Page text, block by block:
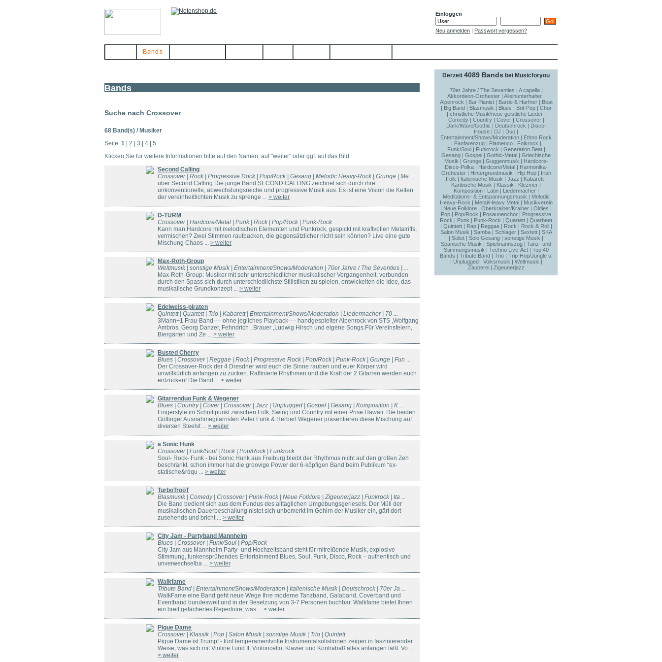
Einloggen
Neu anmelden | Passwort vergessen?
Bands
Derzeit 4089 Bands bei Musicforyou
70er Jahre / The Seventies | A capella|
Akkordeon-Orchester | Alleinunterhalter |
Alpenrock | Bar Pianist| Barde & Harfner| Beat
| Big Band| Blasmusik | Blues | Brit-Pop| Chor
| christliche Musik/neue geistliche Lieder|
Comedy| Country| Cover| Crossover|
Dark/Wave/Gothic | Deutschrock | Disco-
House | DJ | Duo |
Entertainment/Shows/Moderation | Ethno Rock
| Fanfarenzug| Flamenco| Folkrock |
Funk/Soul| Funkrock | Generation Beat|
Gesang | Gospel | Gothic-Metal | Griechische
Musik | Grunge| Guggenmusik | Hardcore-
Disco-Polka| Hardcore/Metal| Harmonika-
Orchester| Hintergrundmusik | Hip Hop| Irish
Folk | Italienische Musik | Jazz | Kabarett|
Karibische Musik | Klassik | Klezmer |
Komposition| Latin| Liedermacher|
Meditations- & Entspannungsmusik | Melodic
Heavy-Rock | Metal/Heavy Metal| Musikverein
| Neue Folklore | Oberkrainer/Krainer | Oldies |
Pop | Pop/Rock | Posaunenchor | Progressive
Rock | Punk | Punk-Rock | Quartett | Querbeet
| Quintett| Rap| Reggae| Rock | Rock & Roll|
Salon Musik | Samba | Schlager | Sextett | SKA
| Solist | Solo Gesang | sonstige Musik |
Spanische Musik | Spielmannszug | Tanz- und
Stimmungsmusik | Techno Live-Act| Top 40
Bands | Tribute Band| Trio| Trip-Hop/Jungle u.
| Unplugged| Volksmusik | Weltmusik |
Zauberei| Zigeunerjazz
Bands
Suche nach Crossover
68 Band(s) / Musiker
Seite: 1 2 3 4
5
Klicken Sie für weitere Informationen bitte auf den Namen, auf "weiter" oder ggf. auf das Bild.
Second Calling
Crossover | Rock | Progressive Rock | Pop/Rock | Gesang | Melodic Heavy-Rock | Grunge | Me ...
über Second Calling Die junge Band SECOND CALLING zeichnet sich durch ihre
unkonventionelle, abwechslungsreiche und progressive Musik aus. Es ist eine Vision die Ketten
der vereinheitlichten Musik zu sprenge ... > weiter
D-TURM
Crossover | Hardcore/Metal | Punk | Rock | Pop/Rock | Punk-Rock
Kann man Hardcore mit melodischen Elementen und Punkrock, gespickt mit kraftvollen Metalriffs,
vermischen? Zwei Stimmen raufpacken, die gegensätzlicher nicht sein können? Live eine gute
Mischung Chaos ... > weiter
Max-Roth-Group
Weltmusik | sonstige Musik | Entertainment/Shows/Moderation | 70er Jahre / The Seventies | ...
Max-Roth-Group: Musiker mit sehr unterschiedlicher musikalischer Vergangenheit, verbunden
durch den Spass sich durch unterschiedlichste Stilistiken zu spielen, entwickelten die Idee, das
musikalische Grundkonzept ... > weiter
Edelweiss-piraten
Quintett | Quartett | Trio | Kabarett | Entertainment/Shows/Moderation | Liedermacher | 70 ...
3Mann+1 Frau-Band---- ohne jegliches Playback---- handgespielter Alpenrock von STS ,Wolfgang
Ambros, Georg Danzer, Fehndrich , Brauer ,Ludwig Hirsch und eigene Songs.Für Vereinsfeiern,
Biergärten und Ze ... > weiter
Busted Cherry
Blues | Crossover | Reggae | Rock | Progressive Rock | Pop/Rock | Punk-Rock | Grunge | Fun ...
Der Crossover-Rock der 4 Dresdner wird euch die Sinne rauben und euer Körper wird
unwillkürlich anfangen zu zucken. Raffinierte Rhythmen und die Kraft der 2 Gitarren werden euch
entzücken! Die Band ... > weiter
Gitarrenduo Funk & Wegener
Blues | Country | Cover | Crossover | Jazz | Unplugged | Gospel | Gesang | Komposition | K ...
Fingerstyle im Schnittpunkt zwischen Folk, Swing und Country mit einer Prise Hawaii. Die beiden
Göttinger Ausnahmegitarristen Peter Funk & Herbert Wegener präsentieren diese Mischung auf
diversen Steelst ... > weiter
a Sonic Hunk
Crossover | Funk/Soul | Rock | Pop/Rock | Funkrock
Soul- Rock- Funk - bei Sonic Hunk aus Freiburg bleibt der Rhythmus nicht auf den großen Zeh
beschränkt, schon immer hat die groovige Power der 6-köpfigen Band beim Publikum “ex-
statische&rdqu ... > weiter
TurboTrööT
Blasmusik | Comedy | Crossover | Punk-Rock | Neue Folklore | Zigeunerjazz | Funkrock | Ita ...
Die Band bedient sich aus dem Fundus des alltäglichen Umgebungsgeriesels. Der Müll der
musikalischen Dauerbeschallung nistet sich unbemerkt im Gehirn der Musiker ein, gärt dort
zusehends und bricht ... > weiter
City Jam - Partyband Mannheim
Blues | Crossover | Funk/Soul | Pop/Rock
City Jam aus Mannheim Party- und Hochzeitsband steht für mitreißende Musik, explosive
Stimmung, funkensprühendes Entertainment! Blues, Soul, Funk, Disco, Rock – authentisch und
unverwechselba ... > weiter
Walkfame
Tribute Band | Entertainment/Shows/Moderation | Italienische Musik | Deutschrock | 70er Ja ...
WalkFame eine Band geht neue Wege Ihre moderne Tanzband, Galaband, Coverband und
Eventband bundesweit und in der Besetzung von 3-7 Personen buchbar. Walkfame bietet Ihnen
ein breit gefächertes Repertoire, was ... > weiter
Pique Dame
Crossover | Klassik | Pop | Salon Musik | sonstige Musik | Trio | Quintett
Pique Dame ist Trumpf - fünf temperamentvolle Instrumentalsolistinnen zeigen in faszinierender
Weise, was sich mit Violine I und II, Violoncello, Klavier und Kontrabaß alles anfangen läßt: Vo ...
> weiter